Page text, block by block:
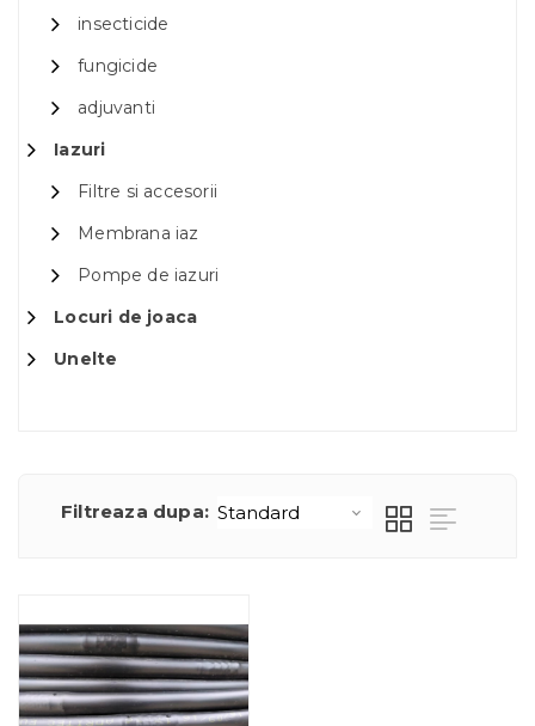
insecticide
fungicide
adjuvanti
Iazuri
Filtre si accesorii
Membrana iaz
Pompe de iazuri
Locuri de joaca
Unelte
Filtreaza dupa: